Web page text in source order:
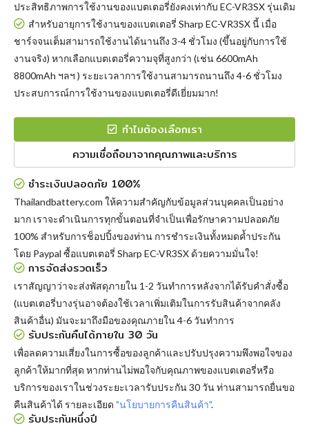
ประสิทธิภาพการใช้งานของแบตเตอรี่ยังคงเท่ากับ EC-VR3SX รุ่นเดิม
สำหรับอายุการใช้งานของแบตเตอรี่ Sharp EC-VR3SX นี้ เมื่อ
ชาร์จจนเต็มสามารถใช้งานได้นานถึง 3-4 ชั่วโมง (ขึ้นอยู่กับการใช้
งานจริง) หากเลือกแบตเตอรี่ความจุที่สูงกว่า (เช่น 6600mAh
8800mAh ฯลฯ ) ระยะเวลาการใช้งานสามารถนานถึง 4-6 ชั่วโมง
ประสบการณ์การใช้งานของแบตเตอรี่ดีเยี่ยมมาก!
ทำไมต้องเลือกเรา
ความเชื่อถือมาจากคุณภาพและบริการ
ชำระเงินปลอดภัย 100%
Thailandbattery.com ให้ความสำคัญกับข้อมูลส่วนบุคคลเป็นอย่าง
มาก เราจะดำเนินการทุกขั้นตอนที่จำเป็นเพื่อรักษาความปลอดภัย
100% สำหรับการช็อปปิ้งของท่าน การชำระเงินทั้งหมดค้ำประกัน
โดย Paypal ซื้อแบตเตอรี่ Sharp EC-VR3SX ด้วยความมั่นใจ!
การจัดส่งรวดเร็ว
เราสัญญาว่าจะส่งพัสดุภายใน 1-2 วันทำการหลังจากได้รับคำสั่งซื้อ
(แบตเตอรี่บางรุ่นอาจต้องใช้เวลาเพิ่มเติมในการรับสินค้าจากคลัง
สินค้าอื่น) มันจะมาถึงมือของคุณภายใน 4-6 วันทำการ
รับประกันคืนได้ภายใน 30 วัน
เพื่อลดความเสี่ยงในการซื้อของลูกค้าและปรับปรุงความพึงพอใจของ
ลูกค้าให้มากที่สุด หากท่านไม่พอใจกับคุณภาพของแบตเตอรี่หรือ
บริการของเราในช่วงระยะเวลารับประกัน 30 วัน ท่านสามารถยื่นขอ
คืนสินค้าได้ รายละเอียด "นโยบายการคืนสินค้า".
รับประกันหนึ่งปี